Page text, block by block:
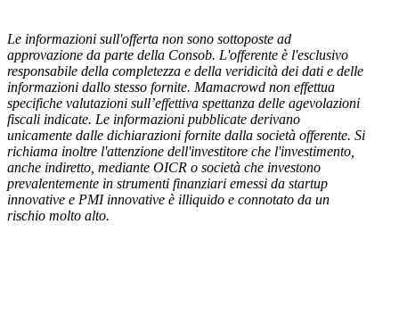
Le informazioni sull'offerta non sono sottoposte ad
approvazione da parte della Consob. L'offerente è l'esclusivo
responsabile della completezza e della veridicità dei dati e delle
informazioni dallo stesso fornite. Mamacrowd non effettua
specifiche valutazioni sull’effettiva spettanza delle agevolazioni
fiscali indicate. Le informazioni pubblicate derivano
unicamente dalle dichiarazioni fornite dalla società offerente. Si
richiama inoltre l'attenzione dell'investitore che l'investimento,
anche indiretto, mediante OICR o società che investono
prevalentemente in strumenti finanziari emessi da startup
innovative e PMI innovative è illiquido e connotato da un
rischio molto alto.